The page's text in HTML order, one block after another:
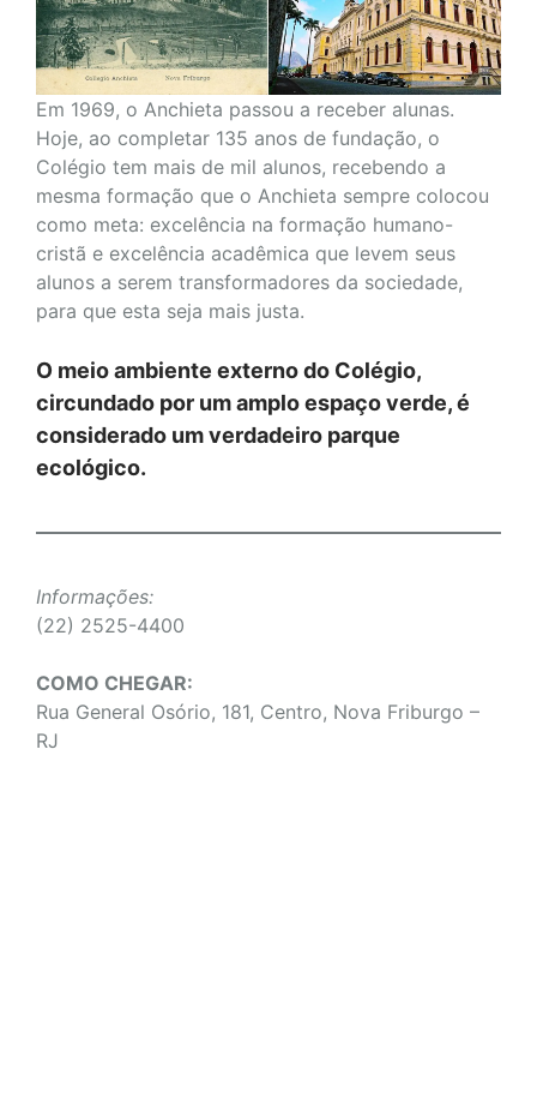
Em 1969, o Anchieta passou a receber alunas.
Hoje, ao completar 135 anos de fundação, o
Colégio tem mais de mil alunos, recebendo a
mesma formação que o Anchieta sempre colocou
como meta: excelência na formação humano-
cristã e excelência acadêmica que levem seus
alunos a serem transformadores da sociedade,
para que esta seja mais justa.
O meio ambiente externo do Colégio,
circundado por um amplo espaço verde, é
considerado um verdadeiro parque
ecológico.
Informações:
(22) 2525-4400
COMO CHEGAR:
Rua General Osório, 181, Centro, Nova Friburgo –
RJ